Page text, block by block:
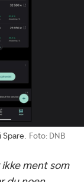
Spare. Foto: DNB
ment som